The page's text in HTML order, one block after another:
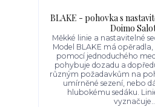
BLAKE - pohovka s
Doimo
Měkké linie a nastavitelné
Model BLAKE má
pomocí jednoduchého
pohybuje dozadu a
různým požadavkům na
umírněné sezení, nebo
hlubokému sedáku.